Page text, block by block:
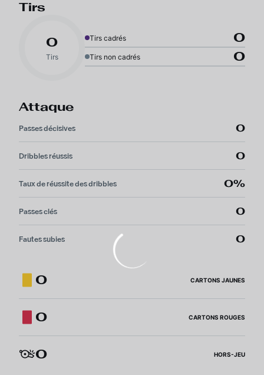
Tirs
0
Tirs
Tirs cadrés 0
Tirs non cadrés 0
Attaque
Passes décisives 0
Dribbles réussis 0
Taux de réussite des dribbles 0%
Passes clés 0
Fautes subies 0
0 CARTONS JAUNES
0 CARTONS ROUGES
0 HORS-JEU